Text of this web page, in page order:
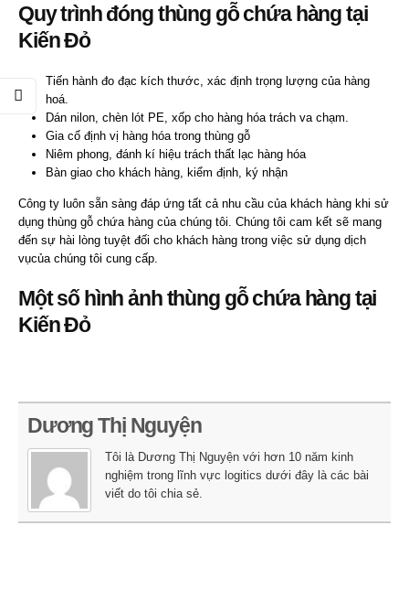
Quy trình đóngthùng gỗ chứa hàngtại
Kiến Đỏ
Tiến hành đo đạc kích thước, xác định trọng lượng của hàng
hoá.
Dán nilon, chèn lót PE, xốp cho hàng hóa trách va chạm.
Gia cố định vị hàng hóa trong thùng gỗ
Niêm phong, đánh kí hiệu trách thất lạc hàng hóa
Bàn giao cho khách hàng, kiểm định, ký nhận
Công ty luôn sẵn sàng đáp ứng tất cả nhu cầu của khách hàng khi sử
dụng thùng gỗ chứa hàng của chúng tôi. Chúng tôi cam kết sẽ mang
đến sự hài lòng tuyệt đối cho khách hàng trong việc sử dụng dịch
vụcủa chúng tôi cung cấp.
Một số hình ảnh thùng gỗ chứa hàng tại
Kiến Đỏ
Dương Thị Nguyện
Tôi là Dương Thị Nguyện với hơn 10 năm kinh
nghiệm trong lĩnh vực logitics dưới đây là các bài
viết do tôi chia sẻ.